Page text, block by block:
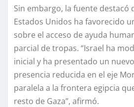
Sin embargo, la fuente destacó
Estados Unidos ha favorecido
sobre el acceso de ayuda
parcial de tropas. “Israel ha
inicial y ha presentado un
presencia reducida en el eje
paralela a la frontera egipcia
resto de Gaza”, afirmó.